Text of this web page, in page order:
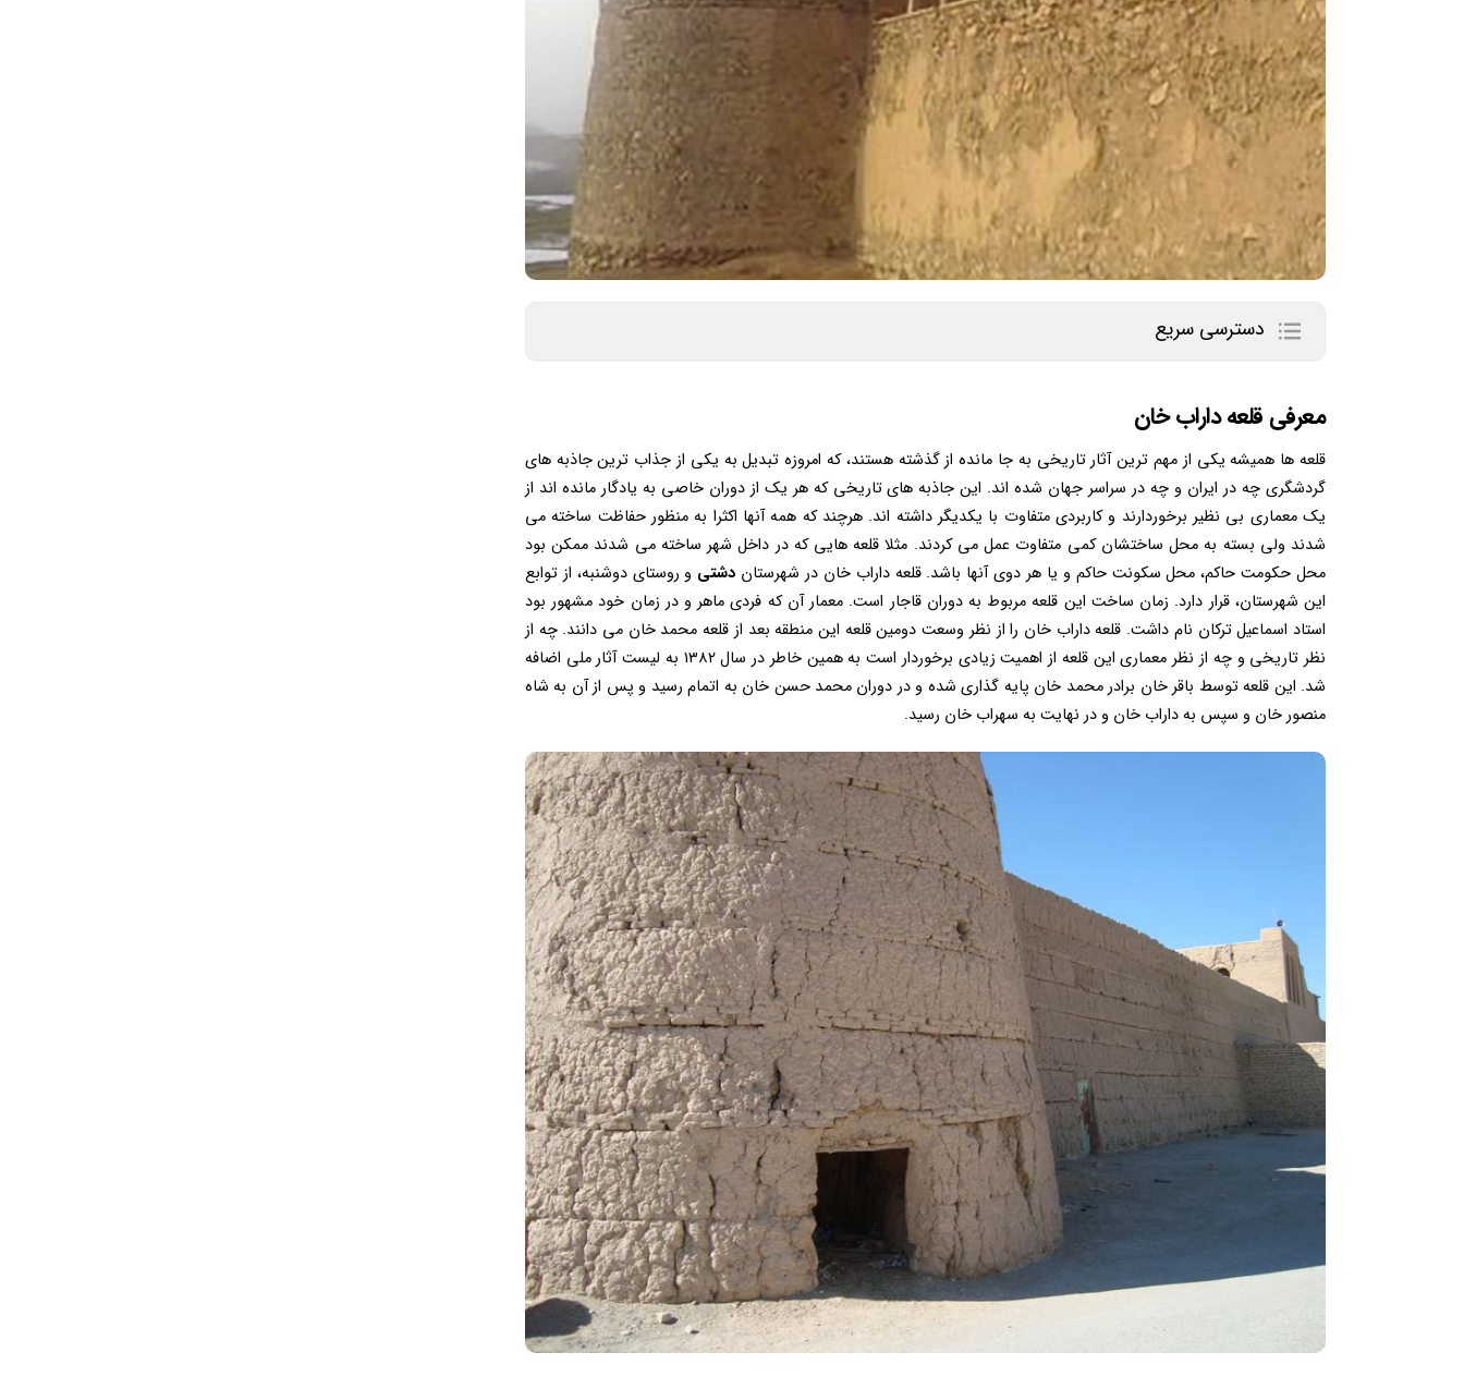
دسترسی سریع
معرفی قلعه داراب خان
قلعه ها همیشه یکی از مهم ترین آثار تاریخی به جا مانده از گذشته هستند، که امروزه تبدیل به یکی از جذاب ترین جاذبه های
گردشگری چه در ایران و چه در سراسر جهان شده اند. این جاذبه های تاریخی که هر یک از دوران خاصی به یادگار مانده اند از
یک معماری بی نظیر برخوردارند و کاربردی متفاوت با یکدیگر داشته اند. هرچند که همه آنها اکثرا به منظور حفاظت ساخته می
شدند ولی بسته به محل ساختشان کمی متفاوت عمل می کردند. مثلا قلعه هایی که در داخل شهر ساخته می شدند ممکن بود
محل حکومت حاکم، محل سکونت حاکم و یا هر دوی آنها باشد. قلعه داراب خان در شهرستان دشتی و روستای دوشنبه، از توابع
این شهرستان، قرار دارد. زمان ساخت این قلعه مربوط به دوران قاجار است. معمار آن که فردی ماهر و در زمان خود مشهور بود
استاد اسماعیل ترکان نام داشت. قلعه داراب خان را از نظر وسعت دومین قلعه این منطقه بعد از قلعه محمد خان می دانند. چه از
نظر تاریخی و چه از نظر معماری این قلعه از اهمیت زیادی برخوردار است به همین خاطر در سال ۱۳۸۲ به لیست آثار ملی اضافه
شد. این قلعه توسط باقر خان برادر محمد خان پایه گذاری شده و در دوران محمد حسن خان به اتمام رسید و پس از آن به شاه
منصور خان و سپس به داراب خان و در نهایت به سهراب خان رسید.